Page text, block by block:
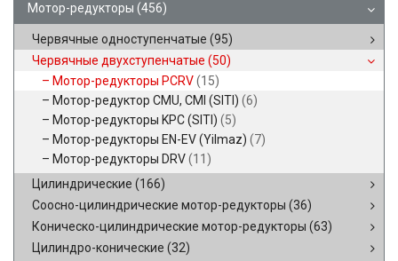
Мотор-редукторы (456)
Червячные одноступенчатые (95)
Червячные двухступенчатые (50)
Мотор-редукторы PCRV(15)
Мотор-редуктор CMU, CMI (SITI) (6)
Мотор-редукторы KPC (SITI) (5)
Мотор-редукторы EN-EV (Yilmaz) (7)
Мотор-редукторы DRV(11)
Цилиндрические (166)
Соосно-цилиндрические мотор-редукторы (36)
Коническо-цилиндрические мотор-редукторы (63)
Цилиндро-конические (32)